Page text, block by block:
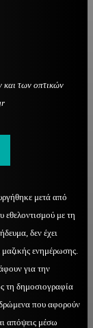
και των οπτικών
μετά από
με τη
δεν έχει
ενημέρωσης.
για την
τη δημοσιογραφία
που αφορούν
απόψεις μέσω